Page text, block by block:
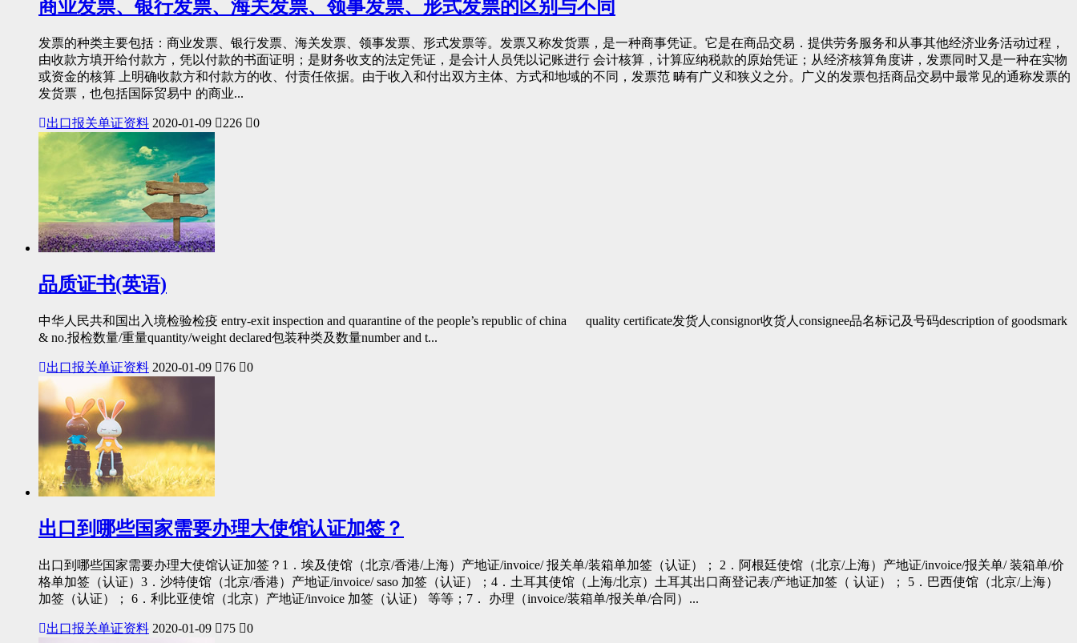
商业发票、银行发票、海关发票、领事发票、形式发票的区别与不同
发票的种类主要包括：商业发票、银行发票、海关发票、领事发票、形式发票等。发票又称发货票，是一种商事凭证。它是在商品交易．提供劳务服务和从事其他经济业务活动过程，
由收款方填开给付款方，凭以付款的书面证明；是财务收支的法定凭证，是会计人员凭以记账进行 会计核算，计算应纳税款的原始凭证；从经济核算角度讲，发票同时又是一种在实物
或资金的核算 上明确收款方和付款方的收、付责任依据。由于收入和付出双方主体、方式和地域的不同，发票范 畴有广义和狭义之分。广义的发票包括商品交易中最常见的通称发票的
发货票，也包括国际贸易中 的商业...
出口报关单证资料 2020-01-09 226 0
品质证书(英语)
中华人民共和国出入境检验检疫 entry-exit inspection and quarantine of the people’s republic of china quality certificate发货人consignor收货人consignee品名标记及号码description of goodsmark
& no.报检数量/重量quantity/weight declared包装种类及数量number and t...
出口报关单证资料 2020-01-09 76 0
出口到哪些国家需要办理大使馆认证加签？
出口到哪些国家需要办理大使馆认证加签？1．埃及使馆（北京/香港/上海）产地证/invoice/ 报关单/装箱单加签（认证）； 2．阿根廷使馆（北京/上海）产地证/invoice/报关单/ 装箱单/价
格单加签（认证）3．沙特使馆（北京/香港）产地证/invoice/ saso 加签（认证）；4．土耳其使馆（上海/北京）土耳其出口商登记表/产地证加签（ 认证）； 5．巴西使馆（北京/上海）
加签（认证）； 6．利比亚使馆（北京）产地证/invoice 加签（认证） 等等；7． 办理（invoice/装箱单/报关单/合同）...
出口报关单证资料 2020-01-09 75 0